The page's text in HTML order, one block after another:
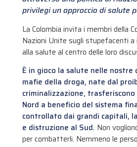
privilegi un approccio di salute
La Colombia invita i membri della
Nazioni Unite sugli stupefacenti
alla salute al centro delle loro
È in gioco la salute nelle nostre
mafie della droga, nate dal
criminalizzazione,
Nord a beneficio del sistema
controllato dai grandi capitali,
e distruzione al Sud. Non
per combatterli. Nemmeno le